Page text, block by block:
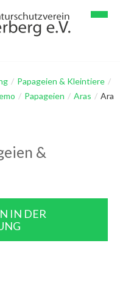
/ Papageien & Kleintiere /
/ Papageien / Aras / Ara
&
IN DER